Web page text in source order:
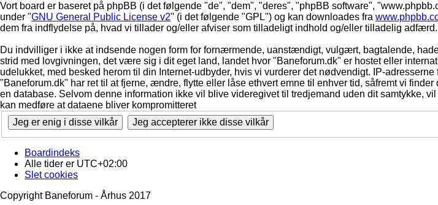
Vort board er baseret på phpBB (i det følgende "de", "dem", "deres", "phpBB software",
under "GNU General Public License v2" (i det følgende "GPL") og kan downloades fra
dem fra indflydelse på, hvad vi tillader og/eller afviser som tilladeligt indhold og/eller tilladelig
Du indvilliger i ikke at indsende nogen form for fornærmende, uanstændigt, vulgært, bagtalende,
strid med lovgivningen, det være sig i dit eget land, landet hvor "Baneforum.dk" er hostet eller
udelukket, med besked herom til din Internet-udbyder, hvis vi vurderer det nødvendigt. IP-
"Baneforum.dk" har ret til at fjerne, ændre, flytte eller låse ethvert emne til enhver tid, såfremt vi
en database. Selvom denne information ikke vil blive videregivet til tredjemand uden dit samtykke,
kan medføre at dataene bliver kompromitteret
Boardindeks
Alle tider er UTC+02:00
Slet cookies
Copyright Baneforum - Århus 2017